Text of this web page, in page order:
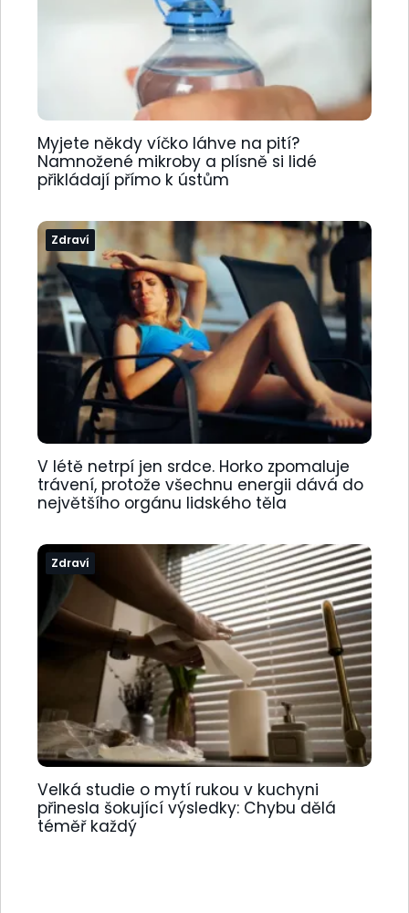
Myjete někdy víčko láhve na pití?
Namnožené mikroby a plísně si lidé
přikládají přímo k ústům
Zdraví
V létě netrpí jen srdce. Horko zpomaluje
trávení, protože všechnu energii dává do
největšího orgánu lidského těla
Zdraví
Velká studie o mytí rukou v kuchyni
přinesla šokující výsledky: Chybu dělá
téměř každý